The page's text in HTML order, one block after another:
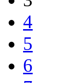
4
5
6